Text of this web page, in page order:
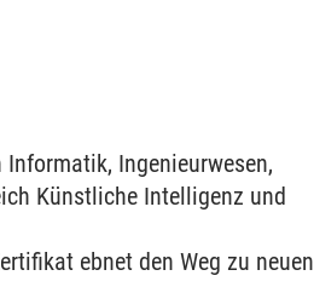
Ingenieurwesen,
Künstliche Intelligenz und
ebnet den Weg zu neuen